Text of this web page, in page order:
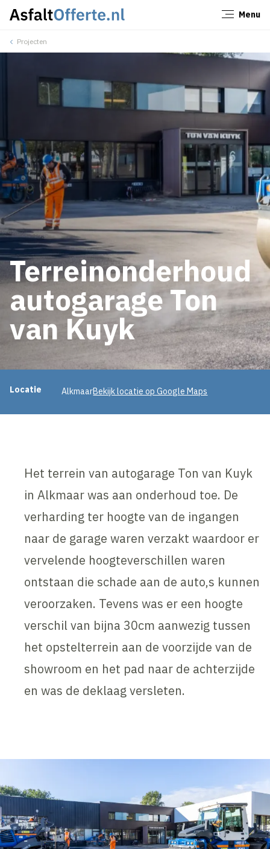
Menu
Projecten
Terreinonderhoud
autogarage Ton
van Kuyk
Projectinformatie
Locatie AlkmaarBekijk locatie op Google Maps
Het terrein van autogarage Ton van Kuyk
in Alkmaar was aan onderhoud toe. De
verharding ter hoogte van de ingangen
naar de garage waren verzakt waardoor er
vervelende hoogteverschillen waren
ontstaan die schade aan de auto,s kunnen
veroorzaken. Tevens was er een hoogte
verschil van bijna 30cm aanwezig tussen
het opstelterrein aan de voorzijde van de
showroom en het pad naar de achterzijde
en was de deklaag versleten.
Sluiten